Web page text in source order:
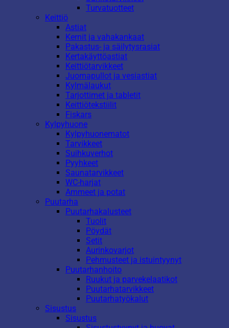
Turvatuotteet
Keittiö
Astiat
Kernit ja vahakankaat
Pakastus- ja säilytysrasiat
Kertakäyttöastiat
Keittiötarvikkeet
Juomapullot ja vesiastiat
Kylmälaukut
Tarjottimet ja tabletit
Keittiötekstiilit
Fiskars
Kylpyhuone
Kylpyhuonematot
Tarvikkeet
Suihkuverhot
Pyyhkeet
Saunatarvikkeet
WC-harjat
Ammeet ja potat
Puutarha
Puutarhakalusteet
Tuolit
Pöydät
Setit
Aurinkovarjot
Pehmusteet ja istuintyynyt
Puutarhanhoito
Ruukut ja parvekelaatikot
Puutarhatarvikkeet
Puutarhatyökalut
Sisustus
Sisustus